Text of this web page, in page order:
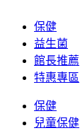
保健
益生菌
館長推薦
特惠專區
保健
兒童保健